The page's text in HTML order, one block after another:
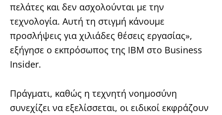
πελάτες και δεν ασχολούνται με την
τεχνολογία. Αυτή τη στιγμή κάνουμε
προσλήψεις για χιλιάδες θέσεις εργασίας»,
εξήγησε ο εκπρόσωπος της IBM στο Business
Insider.
Πράγματι, καθώς η τεχνητή νοημοσύνη
συνεχίζει να εξελίσσεται, οι ειδικοί εκφράζουν